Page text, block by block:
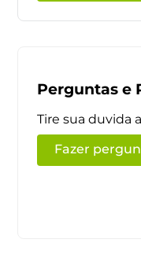
Escrever
Faça
Com mais de 45